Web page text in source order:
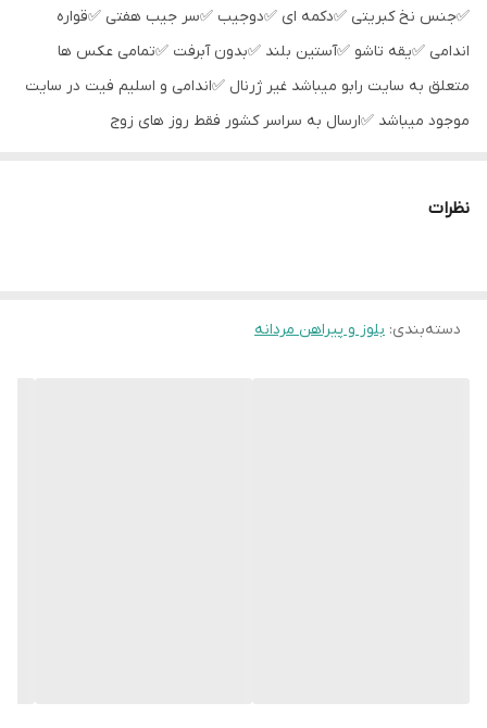
آستین65سانت ، طول لباس 74سانت
سایز 3XL
عرض سینه 57 سانت،عرض کمر55 سانت ، طول
آستین68 سانت ، طول لباس 79سانت
✅جنس نخ کبریتی ✅دکمه ای ✅دوجیب ✅سر جیب هفتی ✅قواره
اندامی ✅یقه تاشو ✅آستین بلند ✅بدون آبرفت ✅تمامی عکس ها
متعلق به سایت رابو میباشد غیر ژرنال ✅اندامی و اسلیم فیت در سایت
موجود میباشد ✅ارسال به سراسر کشور فقط روز های زوج
نظرات
دسته‌بندی: بلوز و پیراهن مردانه